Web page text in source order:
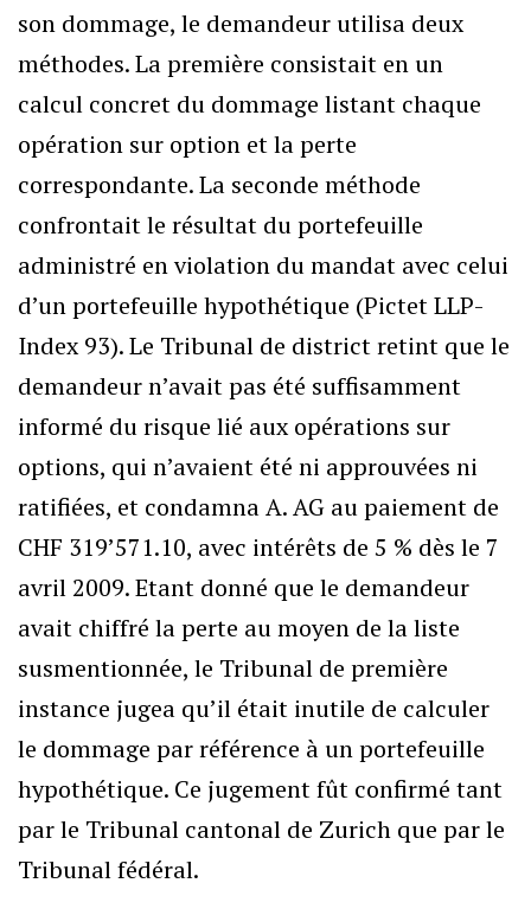
son dommage, le demandeur utilisa deux
méthodes. La première consistait en un
calcul concret du dommage listant chaque
opération sur option et la perte
correspondante. La seconde méthode
confrontait le résultat du portefeuille
administré en violation du mandat avec celui
d’un portefeuille hypothétique (Pictet LLP-
Index 93). Le Tribunal de district retint que le
demandeur n’avait pas été suffisamment
informé du risque lié aux opérations sur
options, qui n’avaient été ni approuvées ni
ratifiées, et condamna A. AG au paiement de
CHF 319’571.10, avec intérêts de 5 % dès le 7
avril 2009. Etant donné que le demandeur
avait chiffré la perte au moyen de la liste
susmentionnée, le Tribunal de première
instance jugea qu’il était inutile de calculer
le dommage par référence à un portefeuille
hypothétique. Ce jugement fût confirmé tant
par le Tribunal cantonal de Zurich que par le
Tribunal fédéral.